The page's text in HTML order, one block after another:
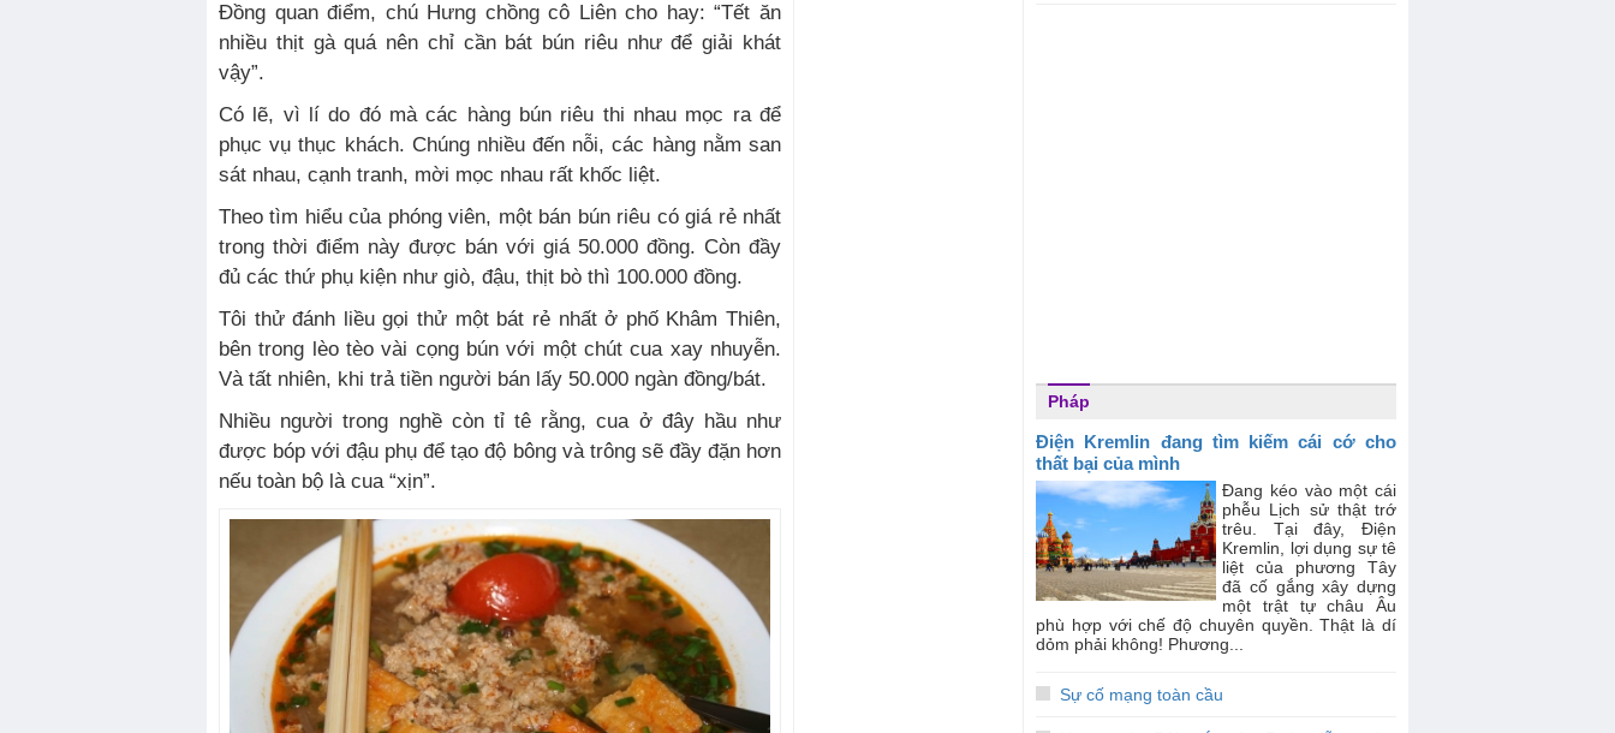
Đồng quan điểm, chú Hưng chồng cô Liên cho hay: “Tết ăn
nhiều thịt gà quá nên chỉ cần bát bún riêu như để giải khát
vậy”.
Có lẽ, vì lí do đó mà các hàng bún riêu thi nhau mọc ra để
phục vụ thục khách. Chúng nhiều đến nỗi, các hàng nằm san
sát nhau, cạnh tranh, mời mọc nhau rất khốc liệt.
Theo tìm hiểu của phóng viên, một bán bún riêu có giá rẻ nhất
trong thời điểm này được bán với giá 50.000 đồng. Còn đầy
đủ các thứ phụ kiện như giò, đậu, thịt bò thì 100.000 đồng.
Tôi thử đánh liều gọi thử một bát rẻ nhất ở phố Khâm Thiên,
bên trong lèo tèo vài cọng bún với một chút cua xay nhuyễn.
Và tất nhiên, khi trả tiền người bán lấy 50.000 ngàn đồng/bát.
Nhiều người trong nghề còn tỉ tê rằng, cua ở đây hầu như
được bóp với đậu phụ để tạo độ bông và trông sẽ đầy đặn hơn
nếu toàn bộ là cua “xịn”.
Pháp
Điện Kremlin đang tìm kiếm cái cớ cho
thất bại của mình
Đang kéo vào một cái
phễu Lịch sử thật trớ
trêu. Tại đây, Điện
Kremlin, lợi dụng sự tê
liệt của phương Tây
đã cố gắng xây dựng
một trật tự châu Âu
phù hợp với chế độ chuyên quyền. Thật là dí
dỏm phải không! Phương...
Sự cố mạng toàn cầu